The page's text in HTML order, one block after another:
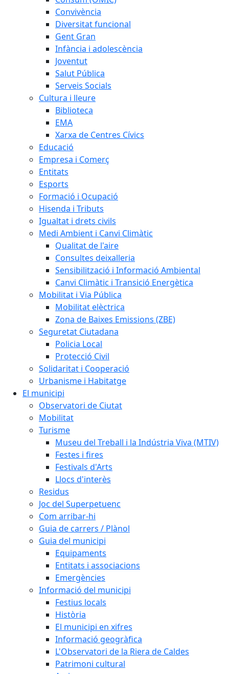
Convivència
Diversitat funcional
Gent Gran
Infància i adolescència
Joventut
Salut Pública
Serveis Socials
Cultura i lleure
Biblioteca
EMA
Xarxa de Centres Cívics
Educació
Empresa i Comerç
Entitats
Esports
Formació i Ocupació
Hisenda i Tributs
Igualtat i drets civils
Medi Ambient i Canvi Climàtic
Qualitat de l'aire
Consultes deixalleria
Sensibilització i Informació Ambiental
Canvi Climàtic i Transició Energètica
Mobilitat i Via Pública
Mobilitat elèctrica
Zona de Baixes Emissions (ZBE)
Seguretat Ciutadana
Policia Local
Protecció Civil
Solidaritat i Cooperació
Urbanisme i Habitatge
El municipi
Observatori de Ciutat
Mobilitat
Turisme
Museu del Treball i la Indústria Viva (MTIV)
Festes i fires
Festivals d'Arts
Llocs d'interès
Residus
Joc del Superpetuenc
Com arribar-hi
Guia de carrers / Plànol
Guia del municipi
Equipaments
Entitats i associacions
Emergències
Informació del municipi
Festius locals
Història
El municipi en xifres
Informació geogràfica
L'Observatori de la Riera de Caldes
Patrimoni cultural